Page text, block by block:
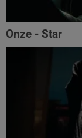
Onze - Star